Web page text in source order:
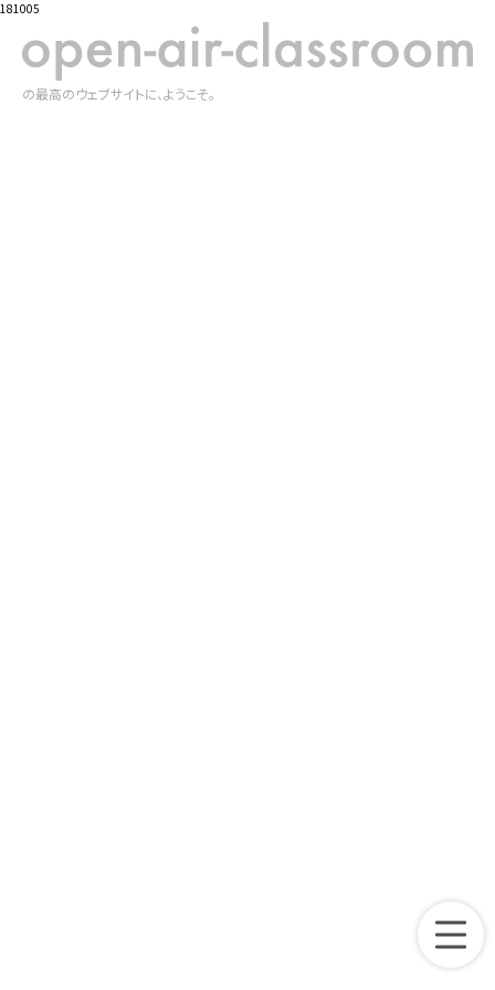
の最高のウェブサイトに、ようこそ。
181005